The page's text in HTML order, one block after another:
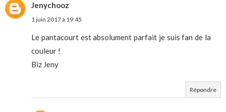
Jenychooz
1 juin 2017 à 19:45
Le pantacourt est absolument parfait je suis fan de la
couleur !
Biz Jeny
Répondre